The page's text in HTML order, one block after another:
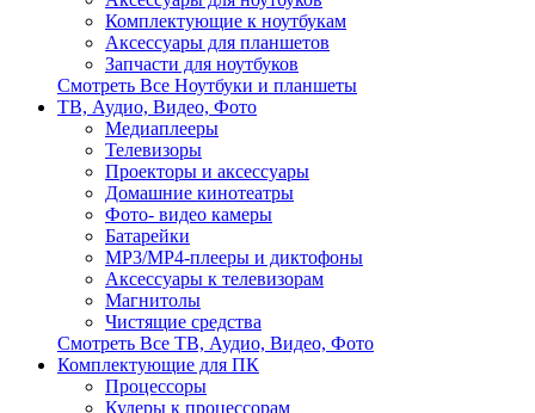
Комплектующие к ноутбукам
Аксессуары для планшетов
Запчасти для ноутбуков
Смотреть Все Ноутбуки и планшеты
ТВ, Аудио, Видео, Фото
Медиаплееры
Телевизоры
Проекторы и аксессуары
Домашние кинотеатры
Фото- видео камеры
Батарейки
MP3/MP4-плееры и диктофоны
Аксессуары к телевизорам
Магнитолы
Чистящие средства
Смотреть Все ТВ, Аудио, Видео, Фото
Комплектующие для ПК
Процессоры
Кулеры к процессорам